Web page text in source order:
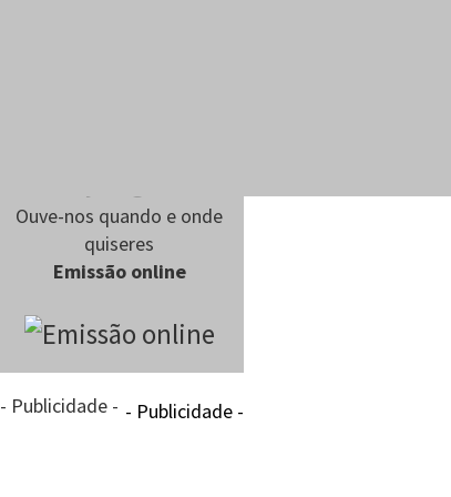
Ouve-nos quando e onde
quiseres
Emissão online
- Publicidade - - Publicidade -